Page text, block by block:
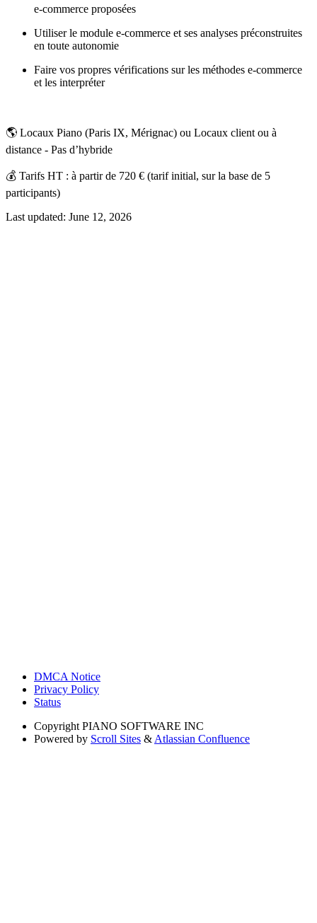
e-commerce proposées
Utiliser le module e-commerce et ses analyses préconstruites
en toute autonomie
Faire vos propres vérifications sur les méthodes e-commerce
et les interpréter
🌎 Locaux Piano (Paris IX, Mérignac) ou Locaux client ou à
distance - Pas d’hybride
💰 Tarifs HT : à partir de 720 € (tarif initial, sur la base de 5
participants)
Last updated: June 12, 2026
DMCA Notice
Privacy Policy
Status
Copyright PIANO SOFTWARE INC
Powered by Scroll Sites & Atlassian Confluence